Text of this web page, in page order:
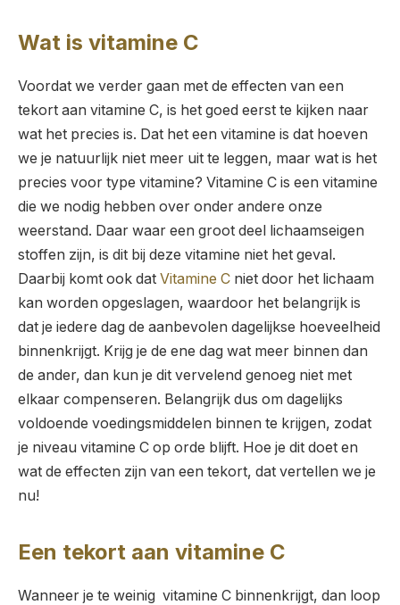
Wat is vitamine C
Voordat we verder gaan met de effecten van een
tekort aan vitamine C, is het goed eerst te kijken naar
wat het precies is. Dat het een vitamine is dat hoeven
we je natuurlijk niet meer uit te leggen, maar wat is het
precies voor type vitamine? Vitamine C is een vitamine
die we nodig hebben over onder andere onze
weerstand. Daar waar een groot deel lichaamseigen
stoffen zijn, is dit bij deze vitamine niet het geval.
Daarbij komt ook dat Vitamine C niet door het lichaam
kan worden opgeslagen, waardoor het belangrijk is
dat je iedere dag de aanbevolen dagelijkse hoeveelheid
binnenkrijgt. Krijg je de ene dag wat meer binnen dan
de ander, dan kun je dit vervelend genoeg niet met
elkaar compenseren. Belangrijk dus om dagelijks
voldoende voedingsmiddelen binnen te krijgen, zodat
je niveau vitamine C op orde blijft. Hoe je dit doet en
wat de effecten zijn van een tekort, dat vertellen we je
nu!
Een tekort aan vitamine C
Wanneer je te weinig vitamine C binnenkrijgt, dan loop